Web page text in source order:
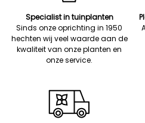
Specialist in tuinplanten
Sinds onze oprichting in 1950
hechten wij veel waarde aan de
kwaliteit van onze planten en
onze service.